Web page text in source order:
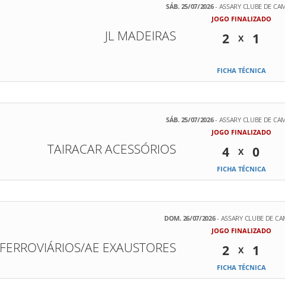
SÁB. 25/07/2026- ASSARY CLUBE DE
JOGO FINALIZADO
JL MADEIRAS 2 X 1
FICHA TÉCNICA
SÁB. 25/07/2026- ASSARY CLUBE DE
JOGO FINALIZADO
TAIRACAR ACESSÓRIOS 4 X 0
FICHA TÉCNICA
DOM. 26/07/2026- ASSARY CLUBE DE
JOGO FINALIZADO
FERROVIÁRIOS/AE EXAUSTORES 2 X 1
FICHA TÉCNICA